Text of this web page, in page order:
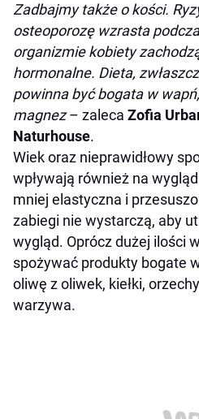
Zadbajmy także o kości.
osteoporozę wzrasta
organizmie kobiety
hormonalne. Dieta,
powinna być bogata w
magnez– zaleca Zofia
Naturhouse.
Wiek oraz nieprawidłowy
wpływają również na
mniej elastyczna i
zabiegi nie wystarczą, aby
wygląd. Oprócz dużej ilości
spożywać produkty bogate
oliwę z oliwek, kiełki,
warzywa.